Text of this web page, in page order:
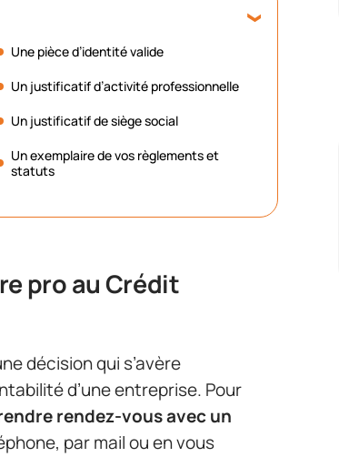
Une pièce d’identité valide
Un justificatif d’activité professionnelle
Un justificatif de siège social
Un exemplaire de vos règlements et
statuts
pro au Crédit
décision qui s’avère
d’une entreprise. Pour
rendez-vous avec un
par mail ou en vous